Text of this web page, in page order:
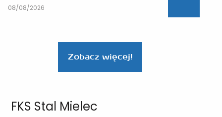
08/08/2026
Zobacz więcej!
FKS Stal Mielec